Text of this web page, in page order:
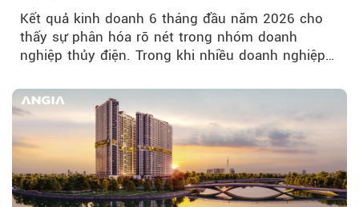
Kết quả kinh doanh 6 tháng đầu năm 2026 cho
thấy sự phân hóa rõ nét trong nhóm doanh
nghiệp thủy điện. Trong khi nhiều doanh nghiệp